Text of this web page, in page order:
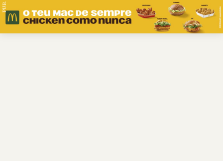
PUB.